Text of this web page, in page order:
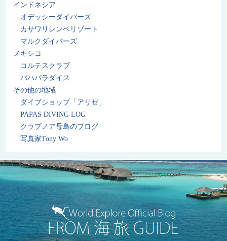
インドネシア
オデッシーダイバーズ
カサワリレンベリゾート
マルクダイバーズ
メキシコ
コルテスクラブ
バハパラダイス
その他の地域
ダイブショップ「アリゼ」
PAPAS DIVING LOG
クラブノア母島のブログ
写真家Tony Wo